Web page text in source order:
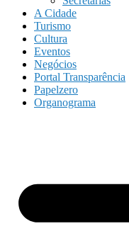
A Cidade
Turismo
Cultura
Eventos
Negócios
Portal Transparência
Papelzero
Organograma